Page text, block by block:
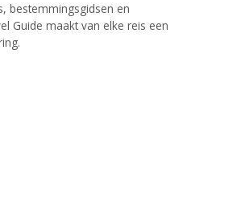
bestemmingsgidsen en
Guide maakt van elke reis een